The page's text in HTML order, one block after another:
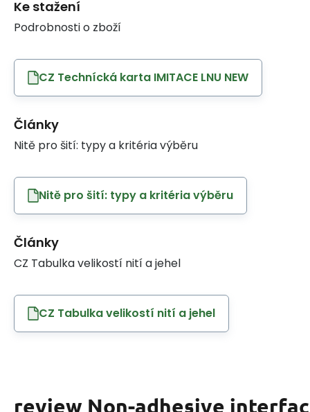
Ke stažení
Podrobnosti o zboží
CZ Technícká karta IMITACE LNU NEW
Články
Nitě pro šití: typy a kritéria výběru
Nitě pro šití: typy a kritéria výběru
Články
CZ Tabulka velikostí nití a jehel
CZ Tabulka velikostí nití a jehel
review Non-adhesive